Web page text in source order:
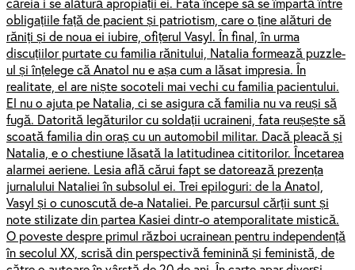
obligațiile față de pacient și patriotism, care o ține alături de
răniți și de noua ei iubire, ofițerul Vasyl. În final, în urma
discuțiilor purtate cu familia rănitului, Natalia formează puzzle-
ul și înțelege că Anatol nu e așa cum a lăsat impresia. În
realitate, el are niște socoteli mai vechi cu familia pacientului.
El nu o ajuta pe Natalia, ci se asigura că familia nu va reuși să
fugă. Datorită legăturilor cu soldații ucraineni, fata reușește să
scoată familia din oraș cu un automobil militar. Dacă pleacă și
Natalia, e o chestiune lăsată la latitudinea cititorilor. Încetarea
alarmei aeriene. Lesia află cărui fapt se datorează prezența
jurnalului Nataliei în subsolul ei. Trei epiloguri: de la Anatol,
Vasyl și o cunoscută de-a Nataliei. Pe parcursul cărții sunt și
note stilizate din partea Kasiei dintr-o atemporalitate mistică.
O poveste despre primul război ucrainean pentru independență
în secolul XX, scrisă din perspectivă feminină și feministă, de